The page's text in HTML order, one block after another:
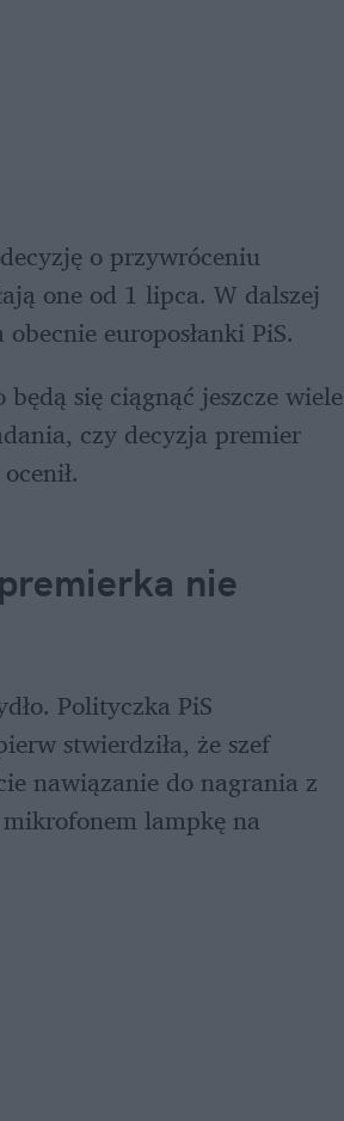
o przywróceniu
one od 1 lipca. W dalszej
europosłanki PiS.
się ciągnąć jeszcze wiele
czy decyzja premier
nie
Polityczka PiS
stwierdziła, że szef
nawiązanie do nagrania z
lampkę na